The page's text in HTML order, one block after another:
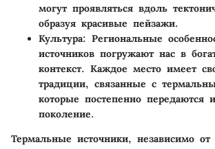
могут проявляться вдоль
образуя красивые пейзажи.
Культура: Региональные
источников погружают нас в
контекст. Каждое место имеет
традиции, связанные с
которые постепенно передаются
поколение.
Термальные источники, независимо от